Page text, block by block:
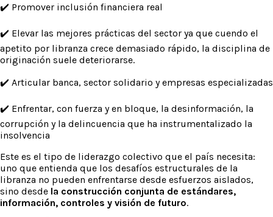
✔️ Promover inclusión financiera real
✔️ Elevar las mejores prácticas del sector ya que cuendo el
apetito por libranza crece demasiado rápido, la disciplina de
originación suele deteriorarse.
✔️ Articular banca, sector solidario y empresas especializadas
✔️ Enfrentar, con fuerza y en bloque, la desinformación, la
corrupción y la delincuencia que ha instrumentalizado la
insolvencia
Este es el tipo de liderazgo colectivo que el país necesita:
uno que entienda que los desafíos estructurales de la
libranza no pueden enfrentarse desde esfuerzos aislados,
sino desde la construcción conjunta de estándares,
información, controles y visión de futuro.